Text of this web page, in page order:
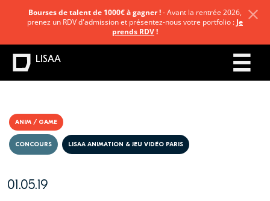
ANIM / GAME
01.05.19
CONCOURS LISAA ANIMATION & JEU VIDÉO PARIS
Bourses de talent de 1000€ à gagner !- Avant la rentrée 2026,
prenez un RDV d'admission et présentez-nous votre portfolio : Je
prends RDV!
LISAA